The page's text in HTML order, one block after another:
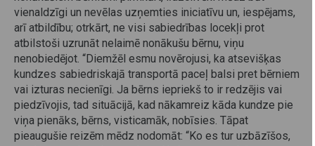
vienaldzīgi un nevēlas uzņemties iniciatīvu un, iespējams,
arī atbildību; otrkārt, ne visi sabiedrības locekļi prot
atbilstoši uzrunāt nelaimē nonākušu bērnu, viņu
nenobiedējot. “Diemžēl esmu novērojusi, ka atsevišķas
kundzes sabiedriskajā transportā paceļ balsi pret bērniem
vai izturas necienīgi. Ja bērns iepriekš to ir redzējis vai
piedzīvojis, tad situācijā, kad nākamreiz kāda kundze pie
viņa pienāks, bērns, visticamāk, nobīsies. Tāpat
pieaugušie reizēm mēdz nodomāt: “Ko es tur uzbāzīšos,